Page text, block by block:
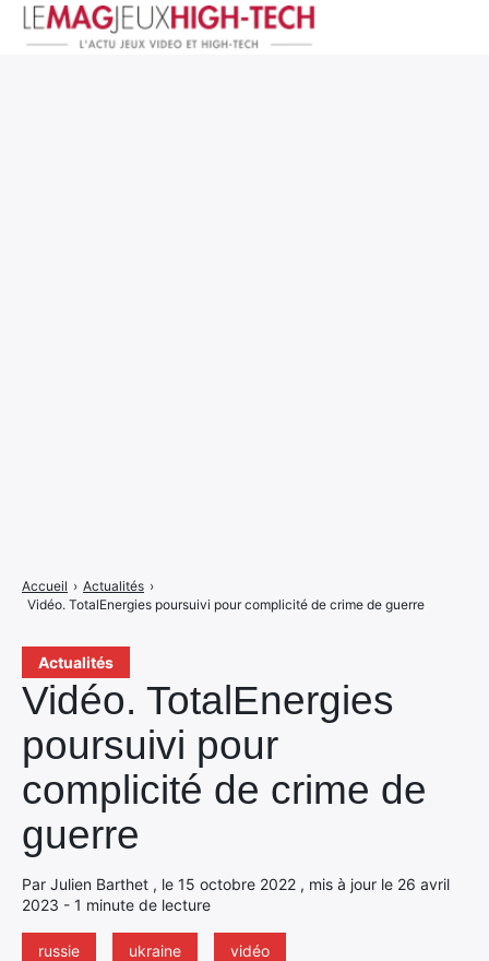
Actualités
Vidéo. TotalEnergies
poursuivi pour
complicité de crime de
guerre
Par Julien Barthet , le 15 octobre 2022 , mis à jour le 26 avril
2023 - 1 minute de lecture
russie ukraine vidéo
Accueil › Actualités ›
Vidéo. TotalEnergies poursuivi pour complicité de crime de guerre